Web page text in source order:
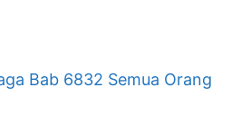
Bab 6832 Semua Orang